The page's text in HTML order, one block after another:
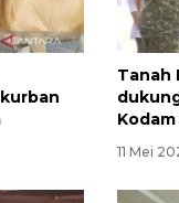
Tanah
11 Mei